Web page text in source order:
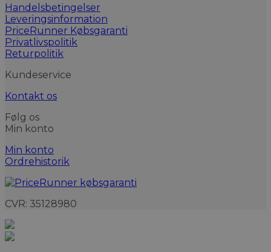
Handelsbetingelser
Leveringsinformation
PriceRunner Købsgaranti
Privatlivspolitik
Returpolitik
Kundeservice
Kontakt os
Følg os
Min konto
Min konto
Ordrehistorik
CVR: 35128980